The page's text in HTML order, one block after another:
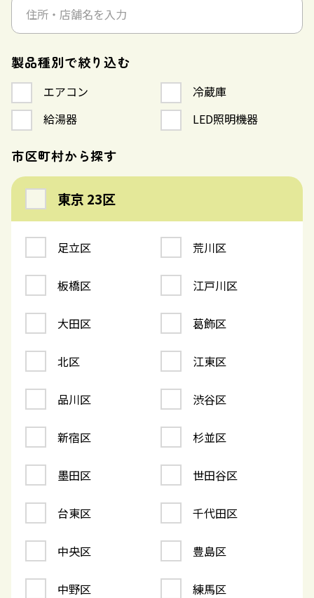
製品種別で絞り込む
エアコン
冷蔵庫
給湯器
LED照明機器
市区町村から探す
東京 23区
足立区 荒川区
板橋区 江戸川区
大田区 葛飾区
北区 江東区
品川区 渋谷区
新宿区 杉並区
墨田区 世田谷区
台東区 千代田区
中央区 豊島区
中野区 練馬区